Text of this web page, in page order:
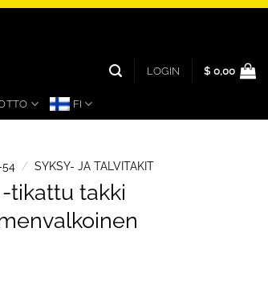
LOGIN $ 0,00
FI
54 / SYKSY- JA TALVITAKIT
tikattu takki